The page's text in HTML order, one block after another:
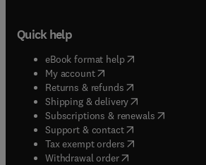
Quick help
eBook format help( opens in new tab/
My account( opens in new tab/window
Returns & refunds( opens in new tab/
Shipping & delivery(opens in new
Subscriptions & renewals( opens in
Support & contact( opens in new tab/
Tax exempt orders( opens in new tab/
Withdrawal order